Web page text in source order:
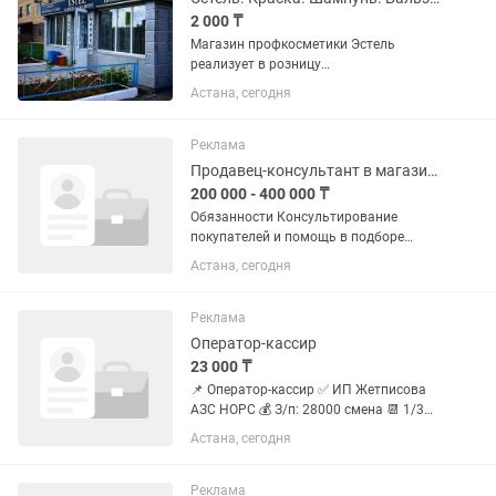
2 000 ₸
Магазин профкосметики Эстель
реализует в розницу
профессиональную продукцию для
волос: Шампуни Бальзамы маски
и т.д. . У нас самые дешевые цены на
косметику...
Астана, сегодня
Реклама
Продавец-консультант в магазине одежды
200 000 - 400 000 ₸
Обязанности Консультирование
покупателей и помощь в подборе
образов. Продажа женской и мужской
одежды. Поддержание порядка и
зала. Выполнение плана продаж и...
Астана, сегодня
Реклама
Оператор-кассир
23 000 ₸
📌 Оператор-кассир ✅ ИП Жетписова
АЗС НОРС 💰 З/п: 28000 смена 📆 1/3
(сутки через трое),день/ночь 48
Отпускать газ, бензин, магазин Быстро
ответственность,...
Астана, сегодня
Реклама